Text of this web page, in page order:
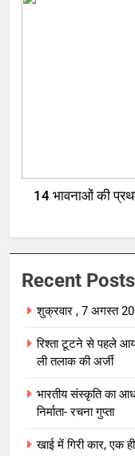
14 भावनाओं की
Recent Posts
शुक्रवार , 7 अगस्त
रिश्ता टूटने से पहले
ली तलाक की अर्जी
भारतीय संस्कृति का
निर्माता- रचना गुप्ता
खाई में गिरी कार, एक